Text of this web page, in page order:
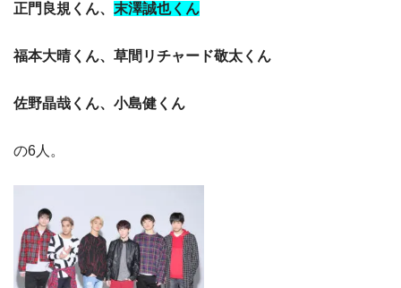
正門良規くん、 末澤誠也くん
福本大晴くん、草間リチャード敬太くん
佐野晶哉くん、小島健くん
の6人。